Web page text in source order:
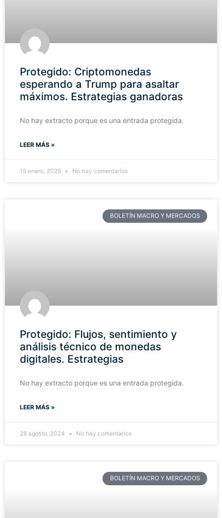
Protegido: Criptomonedas
esperando a Trump para asaltar
máximos. Estrategias ganadoras
No hay extracto porque es una entrada protegida.
LEER MÁS »
15 enero, 2025 No hay comentarios
BOLETÍN MACRO Y MERCADOS
Protegido: Flujos, sentimiento y
análisis técnico de monedas
digitales. Estrategias
No hay extracto porque es una entrada protegida.
LEER MÁS »
28 agosto, 2024 No hay comentarios
BOLETÍN MACRO Y MERCADOS